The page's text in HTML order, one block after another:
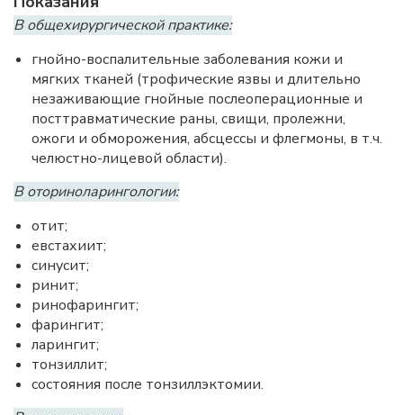
В общехирургической практике:
гнойно-воспалительные заболевания кожи и
мягких тканей (трофические язвы и длительно
незаживающие гнойные послеоперационные и
посттравматические раны, свищи, пролежни,
ожоги и обморожения, абсцессы и флегмоны, в т.ч.
челюстно-лицевой области).
В оториноларингологии:
отит;
евстахиит;
синусит;
ринит;
ринофарингит;
фарингит;
ларингит;
тонзиллит;
состояния после тонзиллэктомии.